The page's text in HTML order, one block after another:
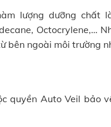
lượng dưỡng chất
Octocrylene,…
bên ngoài môi trường
quyền Auto Veil